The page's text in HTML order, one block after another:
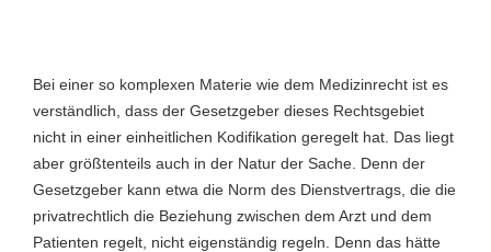
Bei einer so komplexen Materie wie dem Medizinrecht ist es
verständlich, dass der Gesetzgeber dieses Rechtsgebiet
nicht in einer einheitlichen Kodifikation geregelt hat. Das liegt
aber größtenteils auch in der Natur der Sache. Denn der
Gesetzgeber kann etwa die Norm des Dienstvertrags, die die
privatrechtlich die Beziehung zwischen dem Arzt und dem
Patienten regelt, nicht eigenständig regeln. Denn das hätte